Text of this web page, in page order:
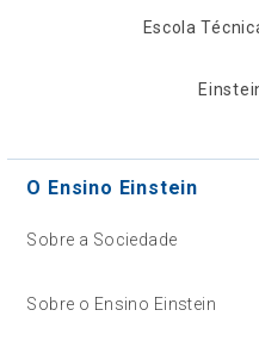
Escola
O Ensino Einstein
Sobre a Sociedade
Sobre o Ensino Einstein